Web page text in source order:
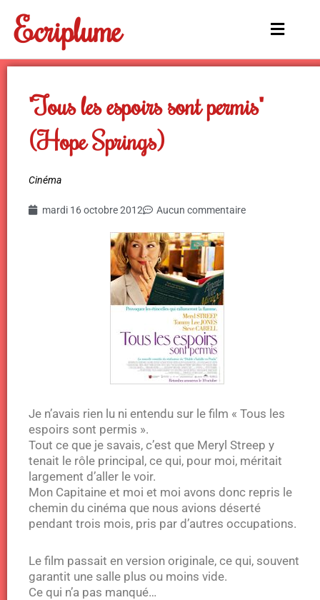
contenu
Ecriplume
Main
"Tous les espoirs sont permis"
(Hope Springs)
Cinéma
mardi 16 octobre 2012 Aucun commentaire
Je n’avais rien lu ni entendu sur le film « Tous les
espoirs sont permis ».
Tout ce que je savais, c’est que Meryl Streep y
tenait le rôle principal, ce qui, pour moi, méritait
largement d’aller le voir.
Mon Capitaine et moi et moi avons donc repris le
chemin du cinéma que nous avions déserté
pendant trois mois, pris par d’autres occupations.
Le film passait en version originale, ce qui, souvent
garantit une salle plus ou moins vide.
Ce qui n’a pas manqué…